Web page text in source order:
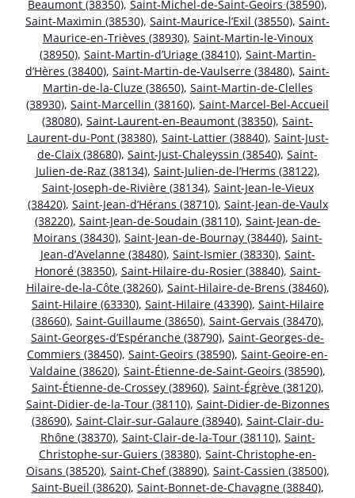
Beaumont (38350), Saint-Michel-de-Saint-Geoirs (38590),
Saint-Maximin (38530), Saint-Maurice-l’Exil (38550), Saint-
Maurice-en-Trièves (38930), Saint-Martin-le-Vinoux
(38950), Saint-Martin-d’Uriage (38410), Saint-Martin-
d’Hères (38400), Saint-Martin-de-Vaulserre (38480), Saint-
Martin-de-la-Cluze (38650), Saint-Martin-de-Clelles
(38930), Saint-Marcellin (38160), Saint-Marcel-Bel-Accueil
(38080), Saint-Laurent-en-Beaumont (38350), Saint-
Laurent-du-Pont (38380), Saint-Lattier (38840), Saint-Just-
de-Claix (38680), Saint-Just-Chaleyssin (38540), Saint-
Julien-de-Raz (38134), Saint-Julien-de-l’Herms (38122),
Saint-Joseph-de-Rivière (38134), Saint-Jean-le-Vieux
(38420), Saint-Jean-d’Hérans (38710), Saint-Jean-de-Vaulx
(38220), Saint-Jean-de-Soudain (38110), Saint-Jean-de-
Moirans (38430), Saint-Jean-de-Bournay (38440), Saint-
Jean-d’Avelanne (38480), Saint-Ismier (38330), Saint-
Honoré (38350), Saint-Hilaire-du-Rosier (38840), Saint-
Hilaire-de-la-Côte (38260), Saint-Hilaire-de-Brens (38460),
Saint-Hilaire (63330), Saint-Hilaire (43390), Saint-Hilaire
(38660), Saint-Guillaume (38650), Saint-Gervais (38470),
Saint-Georges-d’Espéranche (38790), Saint-Georges-de-
Commiers (38450), Saint-Geoirs (38590), Saint-Geoire-en-
Valdaine (38620), Saint-Étienne-de-Saint-Geoirs (38590),
Saint-Étienne-de-Crossey (38960), Saint-Égrève (38120),
Saint-Didier-de-la-Tour (38110), Saint-Didier-de-Bizonnes
(38690), Saint-Clair-sur-Galaure (38940), Saint-Clair-du-
Rhône (38370), Saint-Clair-de-la-Tour (38110), Saint-
Christophe-sur-Guiers (38380), Saint-Christophe-en-
Oisans (38520), Saint-Chef (38890), Saint-Cassien (38500),
Saint-Bueil (38620), Saint-Bonnet-de-Chavagne (38840),